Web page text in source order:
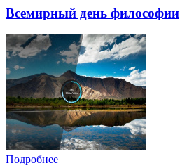
Всемирный день философии
Подробнее